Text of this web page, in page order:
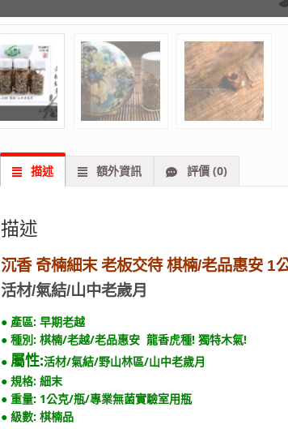
描述 額外資訊 評價 (0)
描述
沉香 奇楠細末 老板交待 棋楠/老品惠安 1
活材/氣結/山中老歲月
●產區: 早期老越
● 種別: 棋楠/老越/老品惠安 龍香虎種! 獨特木氣!
● 屬性:活材/氣結/野山林區/山中老歲月
● 規格: 細末
● 重量: 1公克/瓶/專業無菌實驗室用瓶
● 級數: 棋楠品